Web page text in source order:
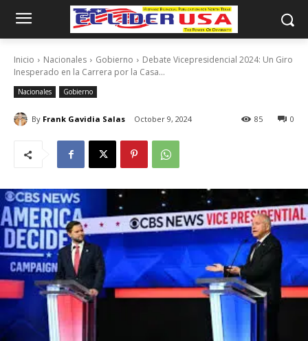
Inicio Nacionales Gobierno
Debate Vicepresidencial 2024: Un Giro
Inesperado en la Carrera por la Casa...
Nacionales Gobierno
By Frank Gavidia Salas October 9, 2024 0
85